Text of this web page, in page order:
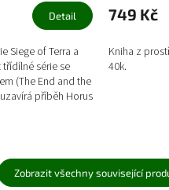
Detail
Siege of Terra a
série se
(The End and the
příběh Horus
749 Kč
Kniha z
40k.
Zobrazit všechny související